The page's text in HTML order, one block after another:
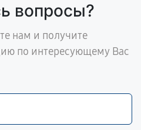
вопросы?
нам и получите
по интересующему Вас